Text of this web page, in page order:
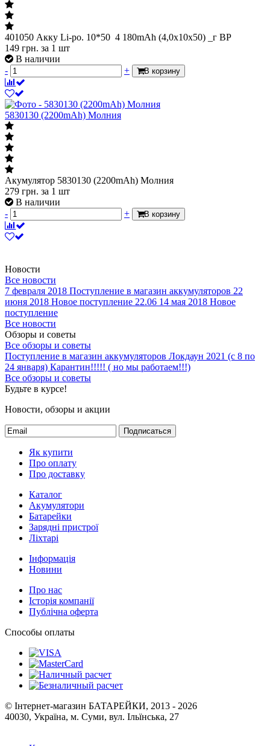
401050 Акку Li-po. 10*50 4 180mAh (4,0x10x50) _г BP
149 грн. за 1 шт
В наличии
-
+ В корзину
5830130 (2200mAh) Молния
Акумулятор 5830130 (2200mAh) Молния
279 грн. за 1 шт
В наличии
-
+ В корзину
Новости
Все новости
7 февраля 2018 Поступление в магазин аккумуляторов 22
июня 2018 Новое поступление 22.06 14 мая 2018 Новое
поступление
Все новости
Обзоры и советы
Все обзоры и советы
Поступление в магазин аккумуляторов Локдаун 2021 (с 8 по
24 января) Карантин!!!!! ( но мы работаем!!!)
Все обзоры и советы
Будьте в курсе!
Новости, обзоры и акции
Подписаться
Як купити
Про оплату
Про доставку
Каталог
Акумулятори
Батарейки
Зарядні пристрої
Ліхтарі
Інформація
Новини
Про нас
Історія компанії
Публічна оферта
Способы оплаты
© Інтернет-магазин БАТАРЕЙКИ, 2013 - 2026
40030, Україна, м. Суми, вул. Ільїнська, 27